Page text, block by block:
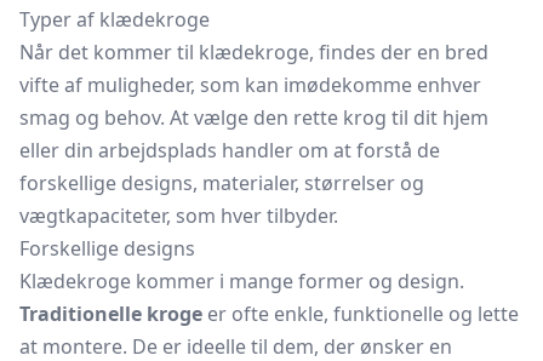
Typer af klædekroge
Når det kommer til klædekroge, findes der en bred
vifte af muligheder, som kan imødekomme enhver
smag og behov. At vælge den rette krog til dit hjem
eller din arbejdsplads handler om at forstå de
forskellige designs, materialer, størrelser og
vægtkapaciteter, som hver tilbyder.
Forskellige designs
Klædekroge kommer i mange former og design.
Traditionelle kroge er ofte enkle, funktionelle og lette
at montere. De er ideelle til dem, der ønsker en